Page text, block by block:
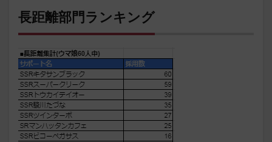
長距離部門ランキング